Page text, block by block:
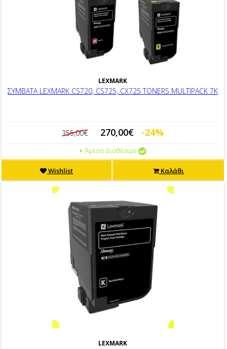
LEXMARK
ΣΥΜΒΑΤΑ LEXMARK CS720, CS725, CX725 TONERS MULTIPACK 7K
355,00€ 270,00€ -24%
Άμεσα Διαθέσιμο
Wishlist Καλάθι
LEXMARK